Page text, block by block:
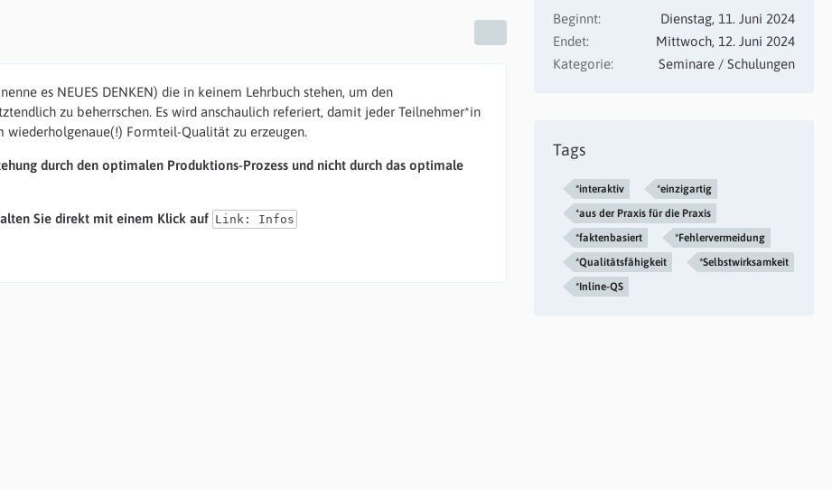
es NEUES DENKEN) die in keinem Lehrbuch stehen, um den
zu beherrschen. Es wird anschaulich referiert, damit jeder Teilnehmer*in
wiederholgenaue(!) Formteil-Qualität zu erzeugen.
durch den optimalen Produktions-Prozess und nicht durch das optimale
Sie direkt mit einem Klick auf Link: Infos
Beginnt
Dienstag, 11. Juni 2024
Endet
Mittwoch, 12. Juni 2024
Kategorie
Seminare / Schulungen
Tags
*interaktiv
*einzigartig
*aus der Praxis für die Praxis
*faktenbasiert
*Fehlervermeidung
*Qualitätsfähigkeit
*Selbstwirksamkeit
*Inline-QS